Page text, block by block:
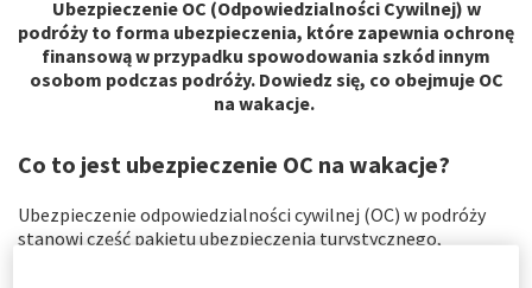
Ubezpieczenie OC (Odpowiedzialności Cywilnej) w
podróży to forma ubezpieczenia, które zapewnia ochronę
finansową w przypadku spowodowania szkód innym
osobom podczas podróży. Dowiedz się, co obejmuje OC
na wakacje.
Co to jest ubezpieczenie OC na wakacje?
Ubezpieczenie odpowiedzialności cywilnej (OC) w podróży
stanowi część pakietu ubezpieczenia turystycznego,
Użytkownik może wyrazić zgodę na wszystkie lub tylko
niektóre opcjonalne pliki cookie w zależności od ich
kategorii za pośrednictwem Centrum preferencji
wybory" poniżej; lub
preferencji plików cookie" dostępne w stopce
witryny.